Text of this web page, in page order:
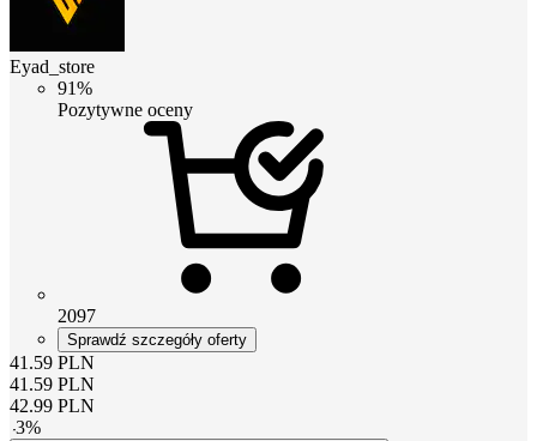
Eyad_store
91%
Pozytywne oceny
2097
Sprawdź szczegóły oferty
41.59 PLN
41.59 PLN
42.99 PLN
-3%